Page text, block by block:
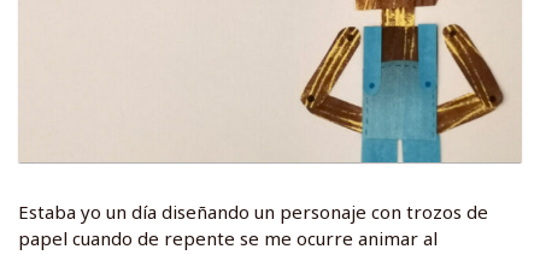
Estaba yo un día diseñando un personaje con trozos de
papel cuando de repente se me ocurre animar al